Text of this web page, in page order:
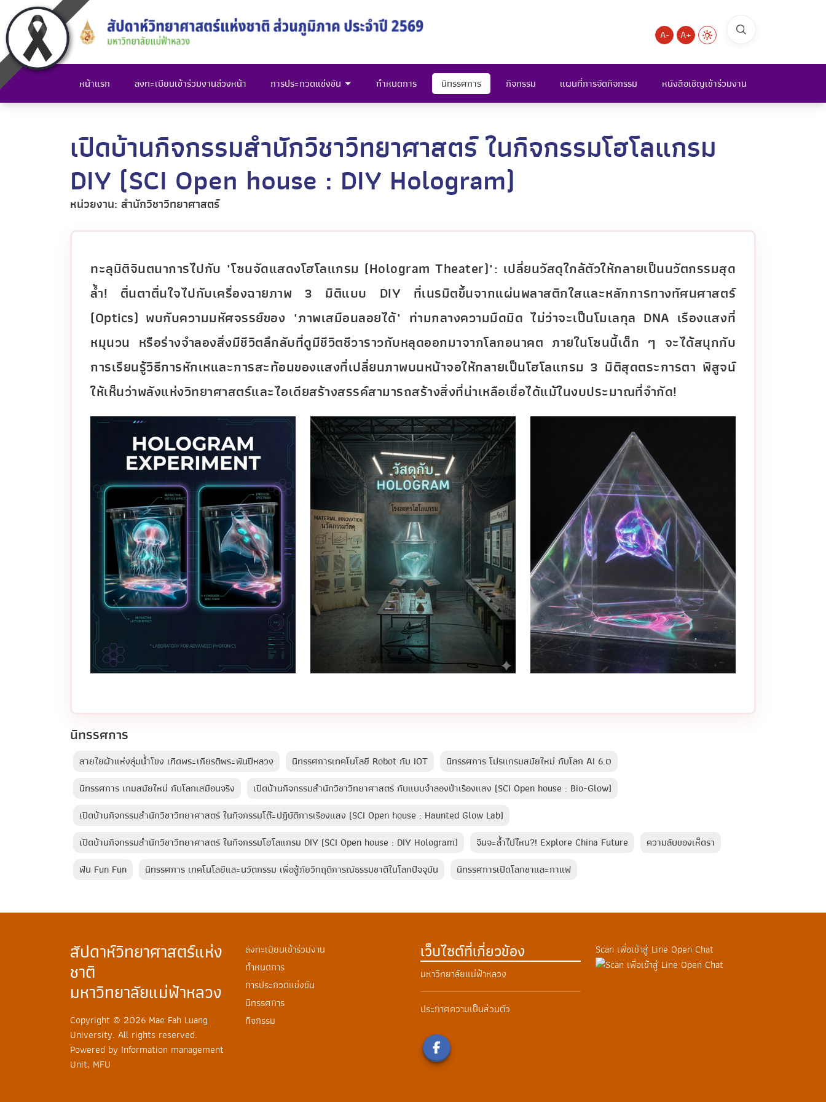
A- A+
หน้าแรก ลงทะเบียนเข้าร่วมงานล่วงหน้า การประกวดแข่งขัน กำหนดการ นิทรรศการ กิจกรรม แผนที่การจัดกิจกรรม หนังสือเชิญเข้าร่วมงาน
เปิดบ้านกิจกรรมสำนักวิชาวิทยาศาสตร์ ในกิจกรรมโฮโลแกรม
DIY (SCI Open house : DIY Hologram)
หน่วยงาน: สำนักวิชาวิทยาศาสตร์
ทะลุมิติจินตนาการไปกับ "โซนจัดแสดงโฮโลแกรม (Hologram Theater)": เปลี่ยนวัสดุใกล้ตัวให้กลายเป็นนวัตกรรมสุด
ล้ำ! ตื่นตาตื่นใจไปกับเครื่องฉายภาพ 3 มิติแบบ DIY ที่เนรมิตขึ้นจากแผ่นพลาสติกใสและหลักการทางทัศนศาสตร์
(Optics) พบกับความมหัศจรรย์ของ "ภาพเสมือนลอยได้" ท่ามกลางความมืดมิด ไม่ว่าจะเป็นโมเลกุล DNA เรืองแสงที่
หมุนวน หรือร่างจำลองสิ่งมีชีวิตลึกลับที่ดูมีชีวิตชีวาราวกับหลุดออกมาจากโลกอนาคต ภายในโซนนี้เด็ก ๆ จะได้สนุกกับ
การเรียนรู้วิธีการหักเหและการสะท้อนของแสงที่เปลี่ยนภาพบนหน้าจอให้กลายเป็นโฮโลแกรม 3 มิติสุดตระการตา พิสูจน์
ให้เห็นว่าพลังแห่งวิทยาศาสตร์และไอเดียสร้างสรรค์สามารถสร้างสิ่งที่น่าเหลือเชื่อได้แม้ในงบประมาณที่จำกัด!
นิทรรศการ
สายใยผ้าแห่งลุ่มน้ำโขง เทิดพระเกียรติพระพันปีหลวง นิทรรศการเทคโนโลยี Robot กับ IOT
นิทรรศการ โปรแกรมสมัยใหม่ กับโลก AI 6.0
นิทรรศการ เกมสมัยใหม่ กับโลกเสมือนจริง
เปิดบ้านกิจกรรมสำนักวิชาวิทยาศาสตร์ กับแบบจำลองป่าเรืองแสง (SCI Open house : Bio-Glow)
เปิดบ้านกิจกรรมสำนักวิชาวิทยาศาสตร์ ในกิจกรรมโต๊ะปฏิบัติการเรืองแสง (SCI Open house : Haunted Glow Lab)
เปิดบ้านกิจกรรมสำนักวิชาวิทยาศาสตร์ ในกิจกรรมโฮโลแกรม DIY (SCI Open house : DIY Hologram)
จีนจะล้ำไปไหน?! Explore China Future
ความลับของเห็ดรา
ฟัน Fun Fun
นิทรรศการ เทคโนโลยีและนวัตกรรม เพื่อสู้ภัยวิกฤติการณ์ธรรมชาติในโลกปัจจุบัน นิทรรศการเปิดโลกชาและกาแฟ
สัปดาห์วิทยาศาสตร์แห่ง
ชาติ
มหาวิทยาลัยแม่ฟ้าหลวง
Copyright © 2026 Mae Fah Luang
University. All rights reserved.
Powered by Information management
Unit, MFU
ลงทะเบียนเข้าร่วมงาน
กำหนดการ
การประกวดแข่งขัน
นิทรรศการ
กิจกรรม
เว็บไซต์ที่เกี่ยวข้อง
มหาวิทยาลัยแม่ฟ้าหลวง
ประกาศความเป็นส่วนตัว
Scan เพื่อเข้าสู่ Line Open Chat